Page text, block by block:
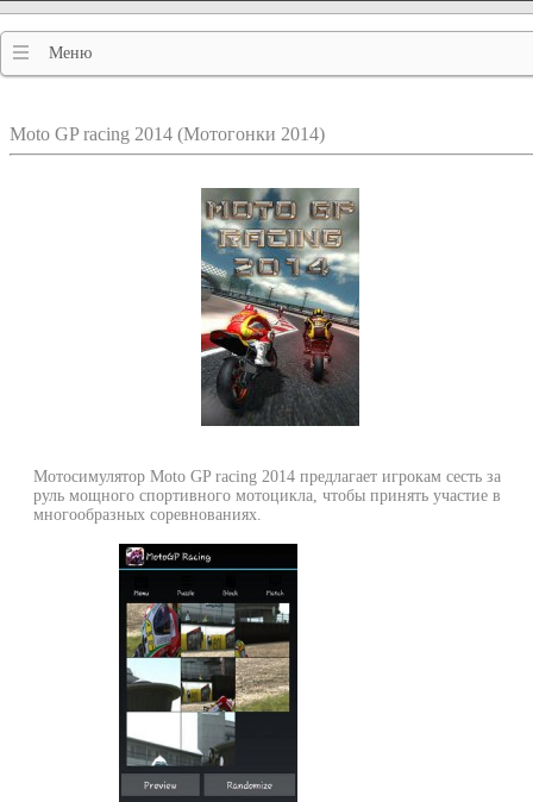
Меню
Moto GP racing 2014 (Мотогонки 2014)
Мотосимулятор Moto GP racing 2014 предлагает игрокам сесть за
руль мощного спортивного мотоцикла, чтобы принять участие в
многообразных соревнованиях.